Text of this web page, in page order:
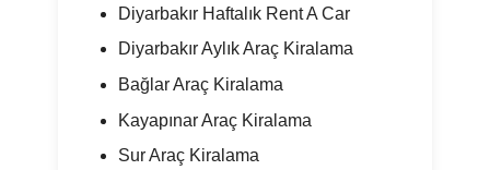
Diyarbakır Haftalık Rent A Car
Diyarbakır Aylık Araç Kiralama
Bağlar Araç Kiralama
Kayapınar Araç Kiralama
Sur Araç Kiralama